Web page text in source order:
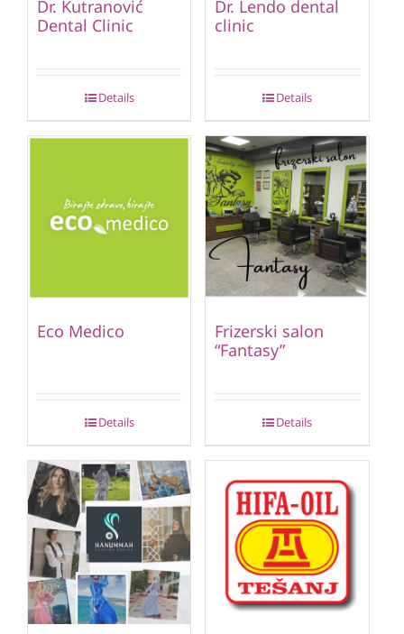
Dr. Kutranović
Dental Clinic
Details
Dr. Lendo dental
clinic
Details
Eco Medico
Details
Frizerski salon
“Fantasy”
Details